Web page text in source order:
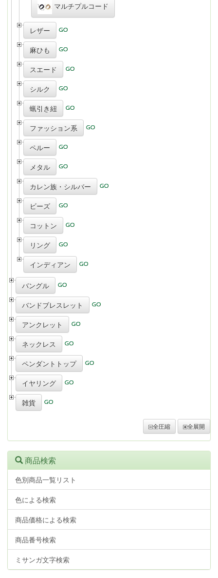
マルチプルコード
レザー
麻ひも
スエード
シルク
蝋引き紐
ファッション系
ペルー
メタル
カレン族・シルバー
ビーズ
コットン
リング
インディアン
バングル
バンドブレスレット
アンクレット
ネックレス
ペンダントトップ
イヤリング
雑貨
全圧縮 全展開
商品検索
色別商品一覧リスト
色による検索
商品価格による検索
商品番号検索
ミサンガ文字検索